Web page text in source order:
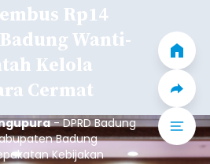
Rp14
Wanti-
Kelola
Cermat
- DPRD Badung
Badung
Kebijakan